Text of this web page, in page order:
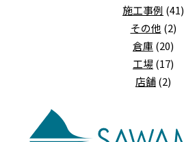
施工事例 (41)
その他 (2)
倉庫(20)
工場(17)
店舗(2)